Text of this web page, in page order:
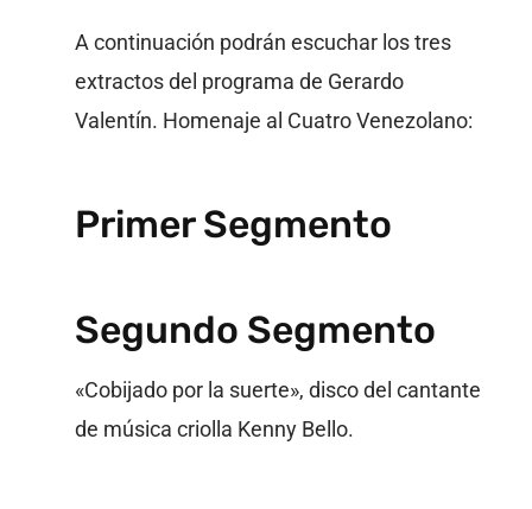
A continuación podrán escuchar los tres
extractos del programa de Gerardo
Valentín. Homenaje al Cuatro Venezolano:
Primer Segmento
Segundo Segmento
«Cobijado por la suerte», disco del cantante
de música criolla Kenny Bello.